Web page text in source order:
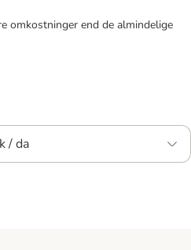
omkostninger end de almindelige
/ da